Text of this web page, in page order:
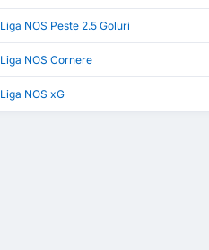
Liga NOS Peste 2.5 Goluri
Liga NOS Cornere
Liga NOS xG